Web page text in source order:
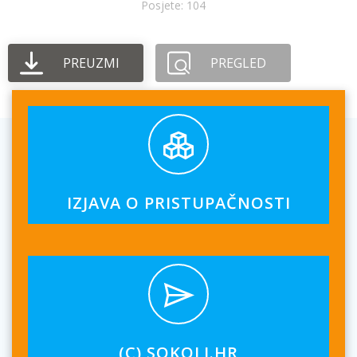
Posjete: 104
PREUZMI PREGLED
IZJAVA O PRISTUPAČNOSTI
(C) SOKOLI.HR